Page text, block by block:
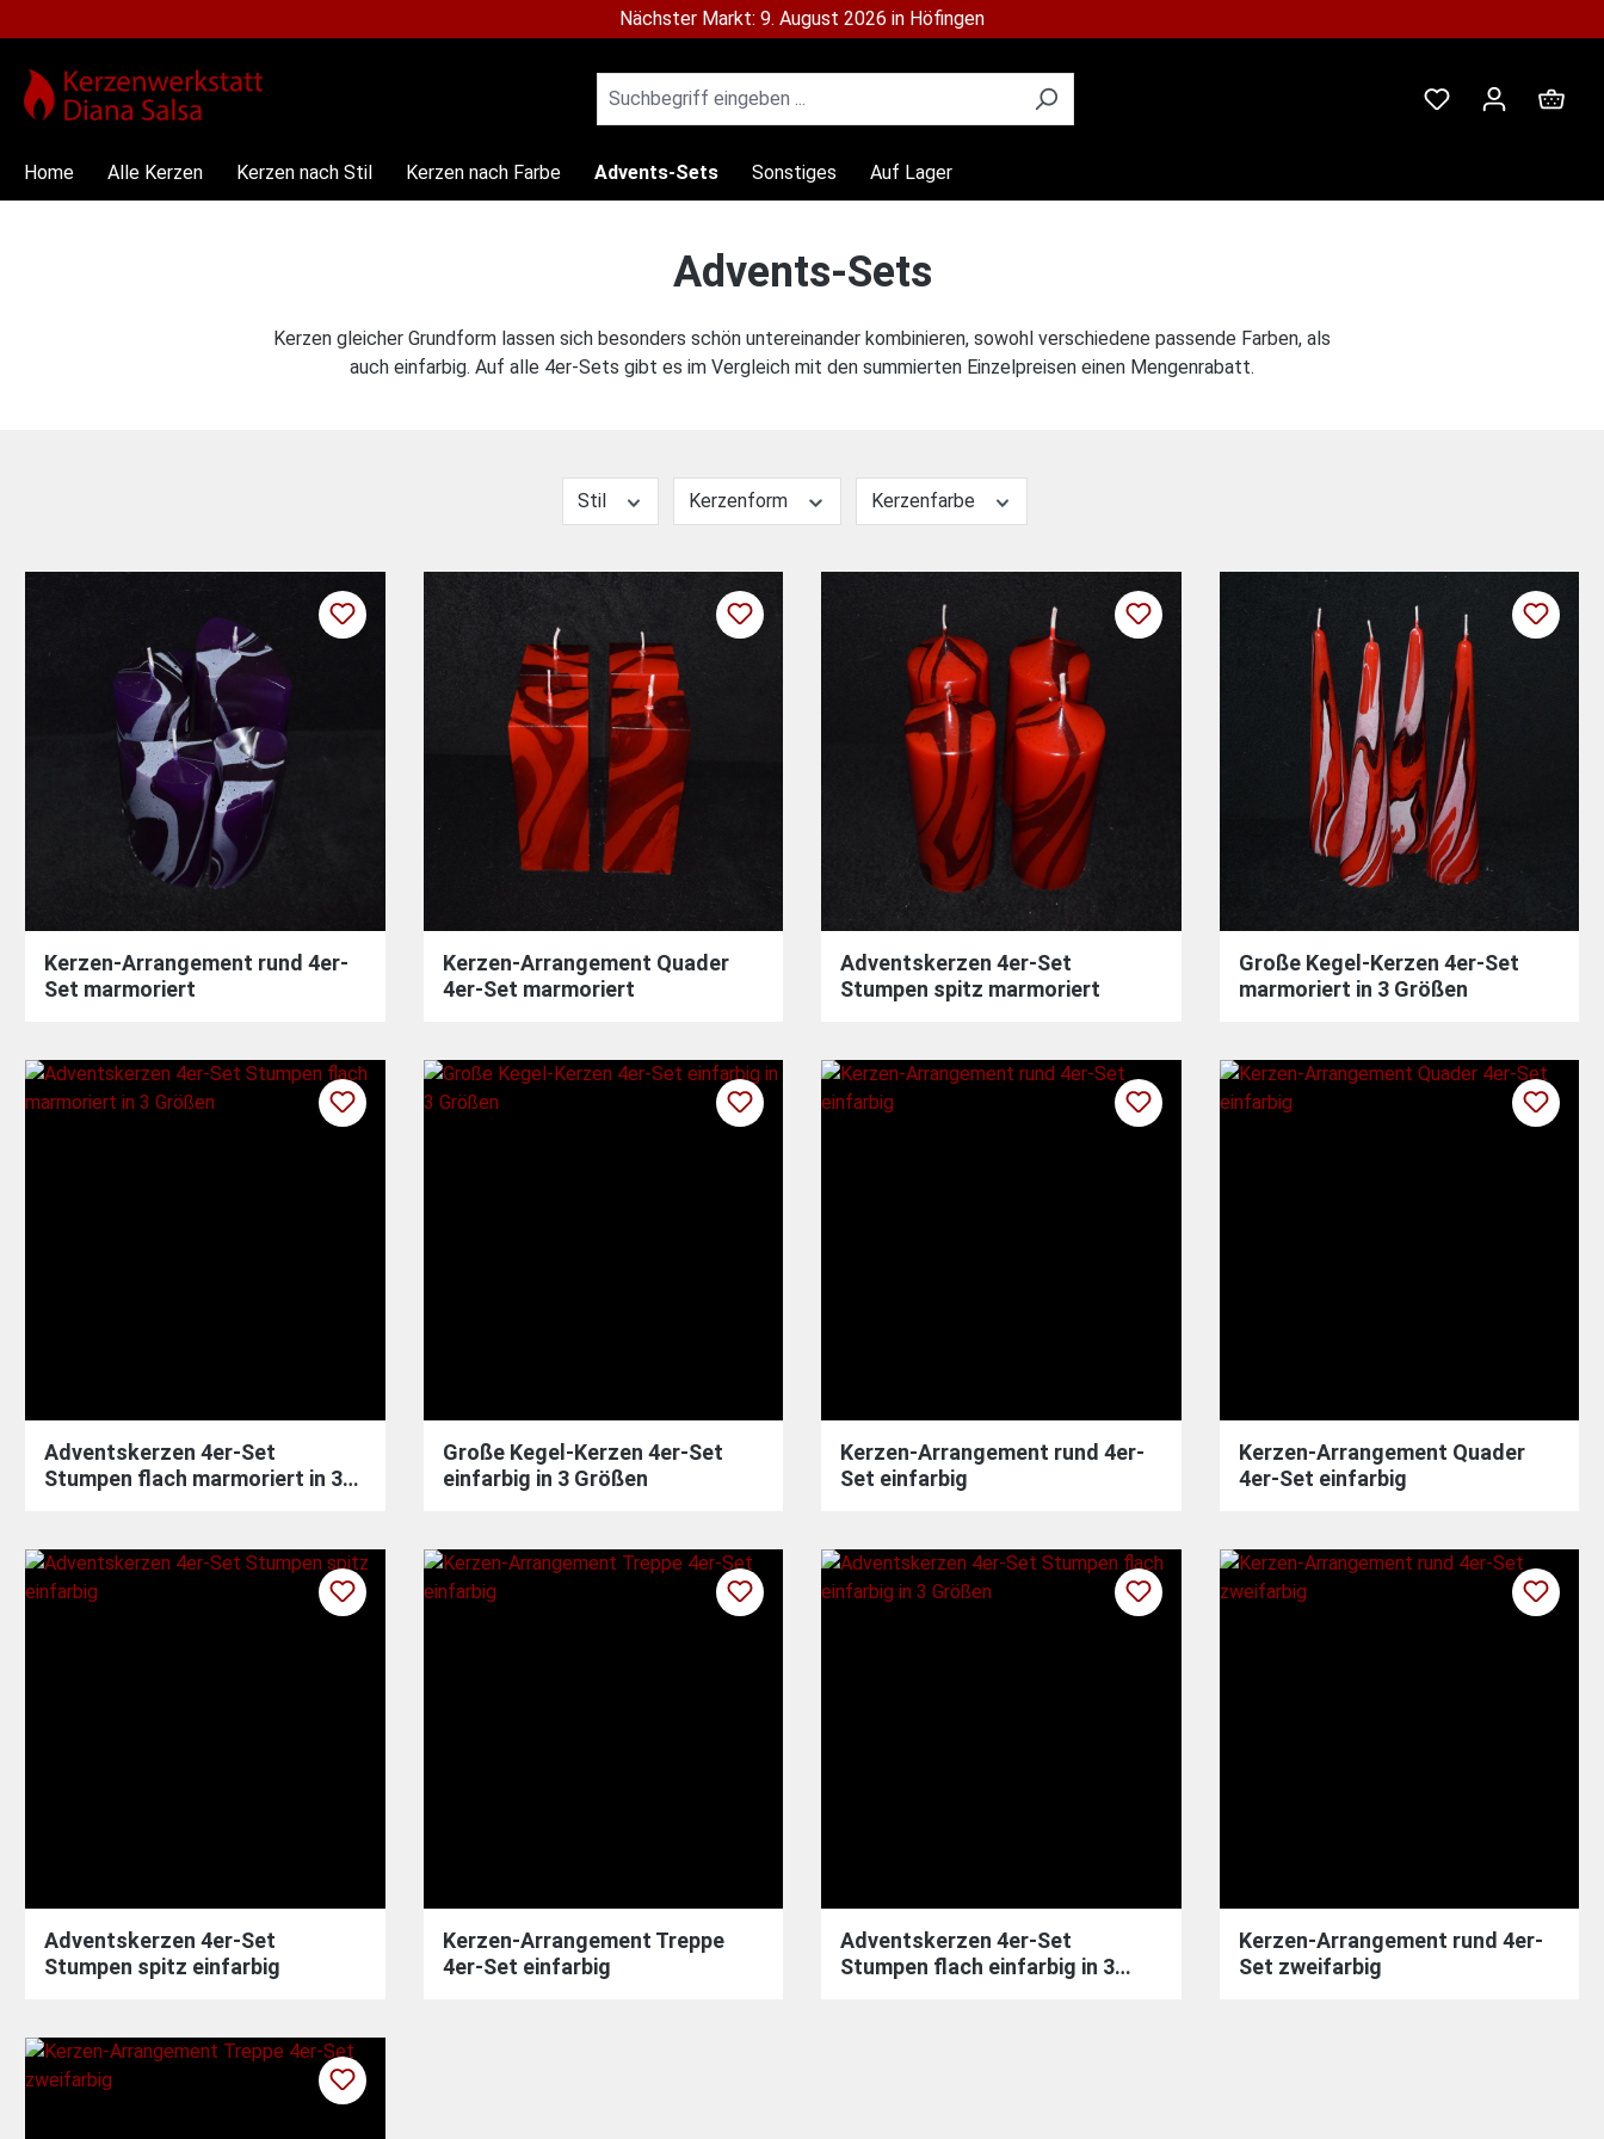
Nächster Markt: 9. August 2026 in Höfingen
Home Alle Kerzen Kerzen nach Stil Kerzen nach Farbe Advents-Sets Sonstiges Auf Lager
Advents-Sets
Kerzen gleicher Grundform lassen sich besonders schön untereinander kombinieren, sowohl verschiedene passende Farben, als
auch einfarbig. Auf alle 4er-Sets gibt es im Vergleich mit den summierten Einzelpreisen einen Mengenrabatt.
Stil Kerzenform Kerzenfarbe
Kerzen-Arrangement rund 4er-
Set marmoriert
Kerzen-Arrangement Quader
4er-Set marmoriert
Adventskerzen 4er-Set
Stumpen spitz marmoriert
Große Kegel-Kerzen 4er-Set
marmoriert in 3 Größen
Adventskerzen 4er-Set
Stumpen flach marmoriert in 3
Große Kegel-Kerzen 4er-Set
einfarbig in 3 Größen
Kerzen-Arrangement rund 4er-
Set einfarbig
Kerzen-Arrangement Quader
4er-Set einfarbig
Adventskerzen 4er-Set
Stumpen spitz einfarbig
Kerzen-Arrangement Treppe
4er-Set einfarbig
Adventskerzen 4er-Set
Stumpen flach einfarbig in 3
Kerzen-Arrangement rund 4er-
Set zweifarbig